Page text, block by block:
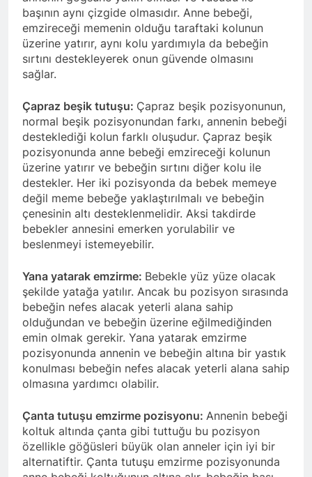
başının aynı çizgide olmasıdır. Anne bebeği,
emzireceği memenin olduğu taraftaki kolunun
üzerine yatırır, aynı kolu yardımıyla da bebeğin
sırtını destekleyerek onun güvende olmasını
sağlar.
Çapraz beşik tutuşu: Çapraz beşik pozisyonunun,
normal beşik pozisyonundan farkı, annenin bebeği
desteklediği kolun farklı oluşudur. Çapraz beşik
pozisyonunda anne bebeği emzireceği kolunun
üzerine yatırır ve bebeğin sırtını diğer kolu ile
destekler. Her iki pozisyonda da bebek memeye
değil meme bebeğe yaklaştırılmalı ve bebeğin
çenesinin altı desteklenmelidir. Aksi takdirde
bebekler annesini emerken yorulabilir ve
beslenmeyi istemeyebilir.
Yana yatarak emzirme: Bebekle yüz yüze olacak
şekilde yatağa yatılır. Ancak bu pozisyon sırasında
bebeğin nefes alacak yeterli alana sahip
olduğundan ve bebeğin üzerine eğilmediğinden
emin olmak gerekir. Yana yatarak emzirme
pozisyonunda annenin ve bebeğin altına bir yastık
konulması bebeğin nefes alacak yeterli alana sahip
olmasına yardımcı olabilir.
Çanta tutuşu emzirme pozisyonu: Annenin bebeği
koltuk altında çanta gibi tuttuğu bu pozisyon
özellikle göğüsleri büyük olan anneler için iyi bir
alternatiftir. Çanta tutuşu emzirme pozisyonunda